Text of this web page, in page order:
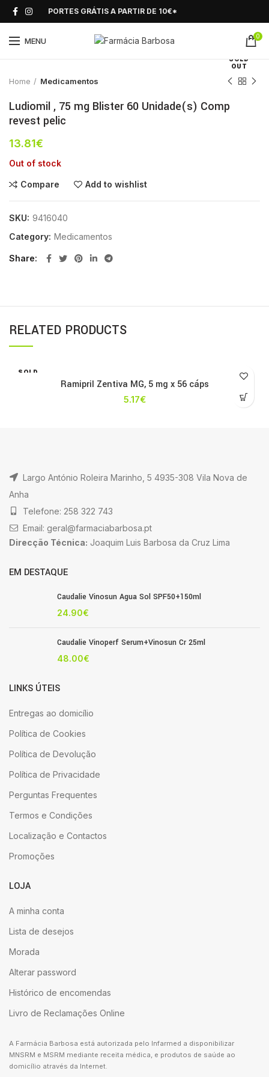
PORTES GRÁTIS A PARTIR DE 10€*
MENU 0
SOLD
OUT
Click to enlarge
Home Medicamentos
Ludiomil , 75 mg Blister 60 Unidade(s) Comp
revest pelic
13.81€
Out of stock
Compare Add to wishlist
SKU: 9416040
Category: Medicamentos
Share
RELATED PRODUCTS
SOLD
Ramipril Zentiva MG, 5 mg x 56 cáps
5.17€
Largo António Roleira Marinho, 5 4935-308 Vila Nova de
Anha
Telefone: 258 322 743
Email: geral@farmaciabarbosa.pt
Direcção Técnica: Joaquim Luis Barbosa da Cruz Lima
EM DESTAQUE
Caudalie Vinosun Agua Sol SPF50+150ml
24.90€
Caudalie Vinoperf Serum+Vinosun Cr 25ml
48.00€
LINKS ÚTEIS
Entregas ao domicílio
Política de Cookies
Política de Devolução
Política de Privacidade
Perguntas Frequentes
Termos e Condições
Localização e Contactos
Promoções
LOJA
A minha conta
Lista de desejos
Morada
Alterar password
Histórico de encomendas
Livro de Reclamações Online
A Farmácia Barbosa está autorizada pelo Infarmed a disponibilizar
MNSRM e MSRM mediante receita médica, e produtos de saúde ao
domicílio através da Internet.